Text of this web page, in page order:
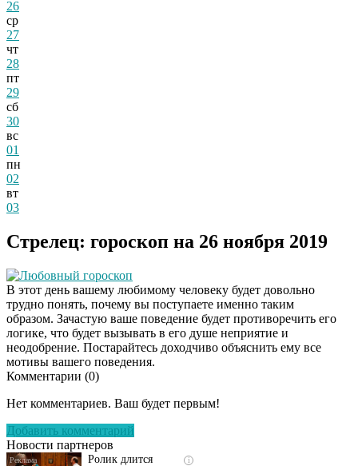
26
ср
27
чт
28
пт
29
сб
30
вс
01
пн
02
вт
03
Стрелец: гороскоп на 26 ноября 2019
Любовный гороскоп
В этот день вашему любимому человеку будет довольно
трудно понять, почему вы поступаете именно таким
образом. Зачастую ваше поведение будет противоречить его
логике, что будет вызывать в его душе неприятие и
неодобрение. Постарайтесь доходчиво объяснить ему все
мотивы вашего поведения.
Комментарии (0)
Нет комментариев. Ваш будет первым!
Добавить комментарий
Новости партнеров
Скрытая камера на
люди вытворяют, когда
i
Ролик длится